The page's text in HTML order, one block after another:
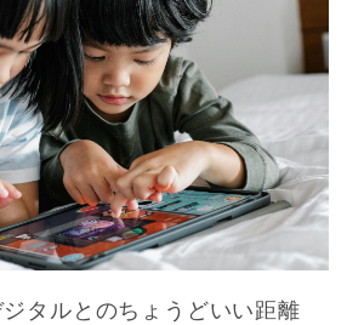
タルとのちょうどいい距離